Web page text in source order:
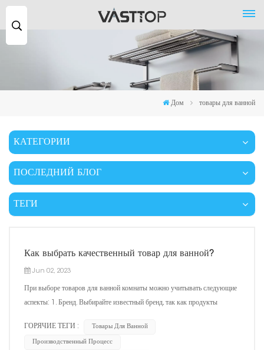
Дом товары для ванной
КАТЕГОРИИ
ПОСЛЕДНИЙ БЛОГ
ТЕГИ
Как выбрать качественный товар для ванной?
Jun 02, 2023
При выборе товаров для ванной комнаты можно учитывать следующие
аспекты: 1. Бренд. Выбирайте известный бренд, так как продукты
послепродажную гарантию. 2. Производственный процесс. Процесс
изготовления качественной продукции для ванн...
ГОРЯЧИЕ ТЕГИ : Товары Для Ванной
Производственный Процесс